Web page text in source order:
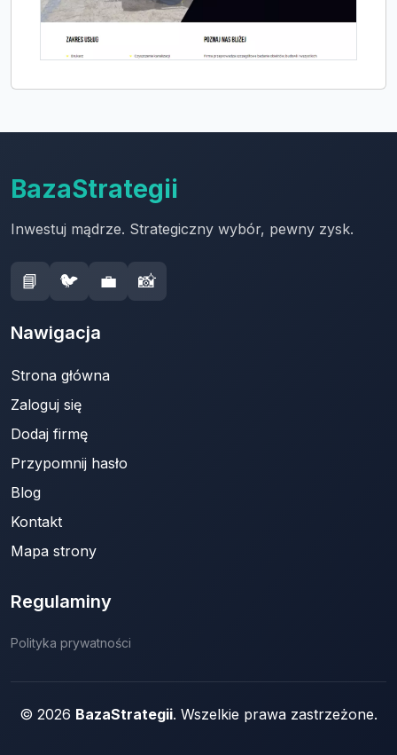
BazaStrategii
Inwestuj mądrze. Strategiczny wybór, pewny zysk.
📘 🐦 💼 📸
Nawigacja
Strona główna
Zaloguj się
Dodaj firmę
Przypomnij hasło
Blog
Kontakt
Mapa strony
Regulaminy
Polityka prywatności
© 2026 BazaStrategii. Wszelkie prawa zastrzeżone.